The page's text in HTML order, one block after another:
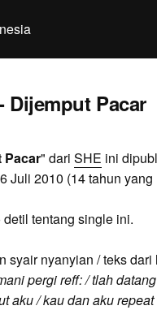
Dijemput Pacar
Pacar" dari SHE ini
Juli 2010 (14 tahun yang
tentang single ini.
syair nyanyian / teks dari
pergi reff: / tlah
aku / kau dan aku repeat